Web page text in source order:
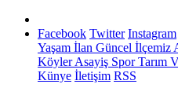
Facebook Twitter Instagram
Yaşam İlan Güncel İlçemiz
KöylerAsayiş SporTarım
Künye İletişim RSS